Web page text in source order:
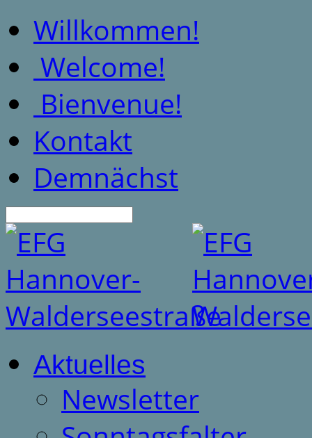
Willkommen!
Welcome!
Bienvenue!
Kontakt
Demnächst
Aktuelles
Newsletter